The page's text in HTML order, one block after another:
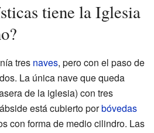
tiene la Iglesia
tres naves, pero con el paso de
La única nave que queda
de la iglesia) con tres
está cubierto porbóvedas
con forma de medio cilindro. Las